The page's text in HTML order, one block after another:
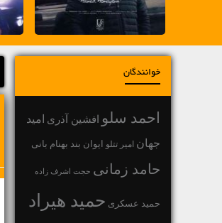
خوانندگان
احمد سلو افشین آذری امید
جهان امیر تتلو ایوان بند بهنام بانی
حامد زمانی حجت اشرف زاده
حمید عسکری حمید هیراد